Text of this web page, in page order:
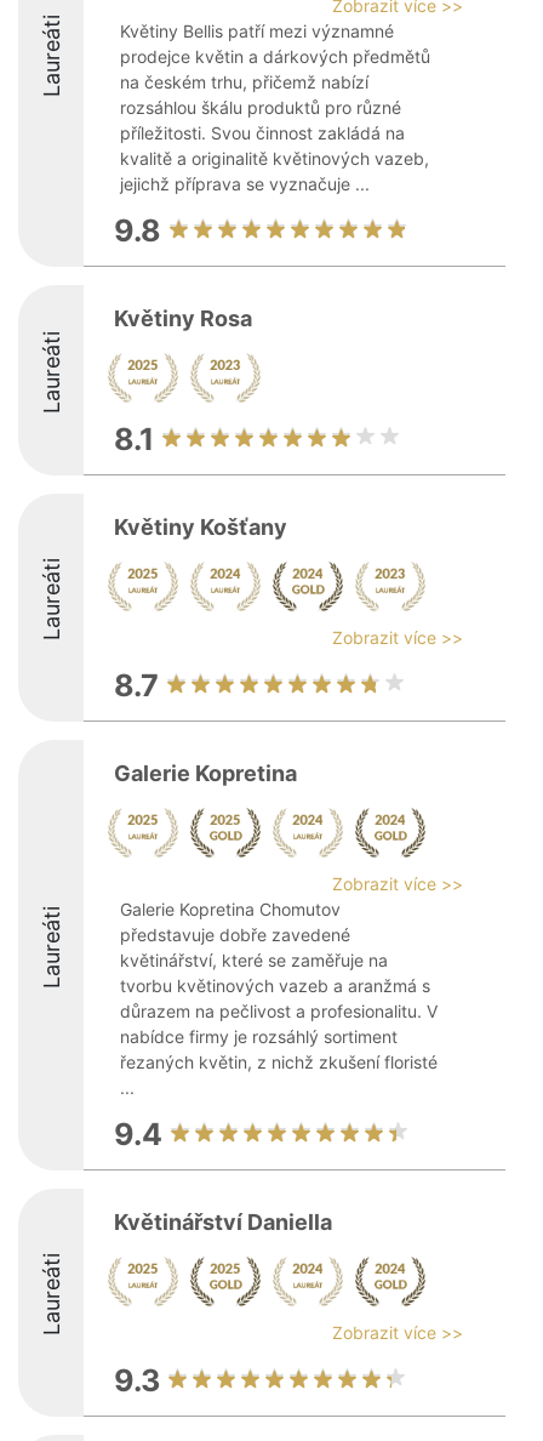
Laureáti
Zobrazit více >>
Květiny Bellis patří mezi významné
prodejce květin a dárkových předmětů
na českém trhu, přičemž nabízí
rozsáhlou škálu produktů pro různé
příležitosti. Svou činnost zakládá na
kvalitě a originalitě květinových vazeb,
jejichž příprava se vyznačuje ...
9.8
Laureáti
Květiny Rosa
8.1
Laureáti
Květiny Košťany
Zobrazit více >>
8.7
Laureáti
Galerie Kopretina
Zobrazit více >>
Galerie Kopretina Chomutov
představuje dobře zavedené
květinářství, které se zaměřuje na
tvorbu květinových vazeb a aranžmá s
důrazem na pečlivost a profesionalitu. V
nabídce firmy je rozsáhlý sortiment
řezaných květin, z nichž zkušení floristé
...
9.4
Laureáti
Květinářství Daniella
Zobrazit více >>
9.3